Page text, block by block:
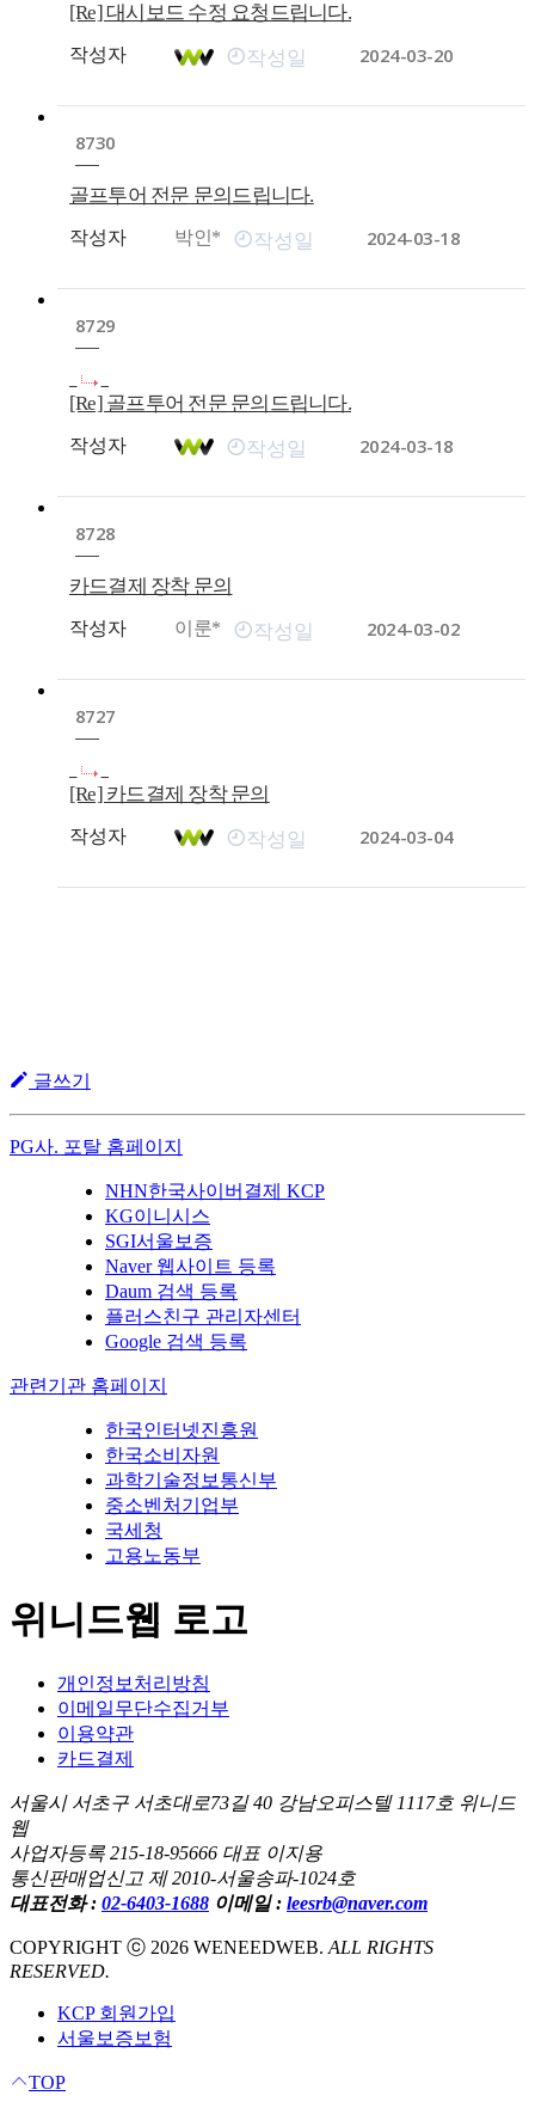
[Re] 대시보드 수정 요청드립니다.
작성자 작성일 2024-03-20
8730
골프투어 전문 문의드립니다.
작성자 박인* 작성일 2024-03-18
8729
[Re] 골프투어 전문 문의드립니다.
작성자 작성일 2024-03-18
8728
카드결제 장착 문의
작성자 이룬* 작성일 2024-03-02
8727
[Re] 카드결제 장착 문의
작성자 작성일 2024-03-04
글쓰기
PG사. 포탈 홈페이지
NHN한국사이버결제 KCP
KG이니시스
SGI서울보증
Naver 웹사이트 등록
Daum 검색 등록
플러스친구 관리자센터
Google 검색 등록
관련기관 홈페이지
한국인터넷진흥원
한국소비자원
과학기술정보통신부
중소벤처기업부
국세청
고용노동부
위니드웹 로고
개인정보처리방침
이메일무단수집거부
이용약관
카드결제
서울시 서초구 서초대로73길 40 강남오피스텔 1117호 위니드
웹
사업자등록 215-18-95666 대표 이지용
통신판매업신고 제 2010-서울송파-1024호
대표전화 : 02-6403-1688 이메일 : leesrb@naver.com
COPYRIGHT ⓒ 2026 WENEEDWEB.ALL RIGHTS
RESERVED.
KCP 회원가입
서울보증보험
TOP